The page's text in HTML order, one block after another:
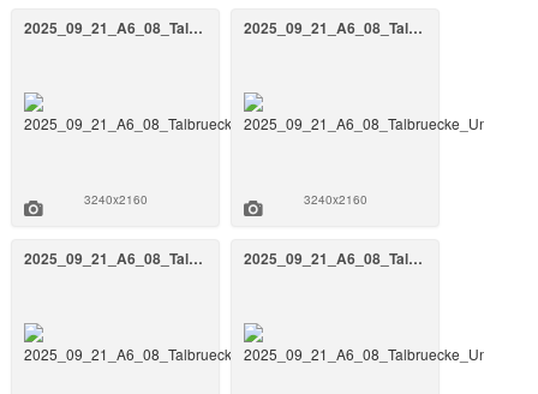
2025_09_21_A6_08_Talbruecke_Unterrieden_BW_808a_September_2025_25_FrankenAir.jpg
3240x2160
2025_09_21_A6_08_Talbruecke_Unterrieden_BW_808a_September_2025_24_FrankenAir.jpg
3240x2160
2025_09_21_A6_08_Talbruecke_Unterrieden_BW_808a_September_2025_23_FrankenAir.jpg 2025_09_21_A6_08_Talbruecke_Unterrieden_BW_808a_September_2025_22_FrankenAir.jpg